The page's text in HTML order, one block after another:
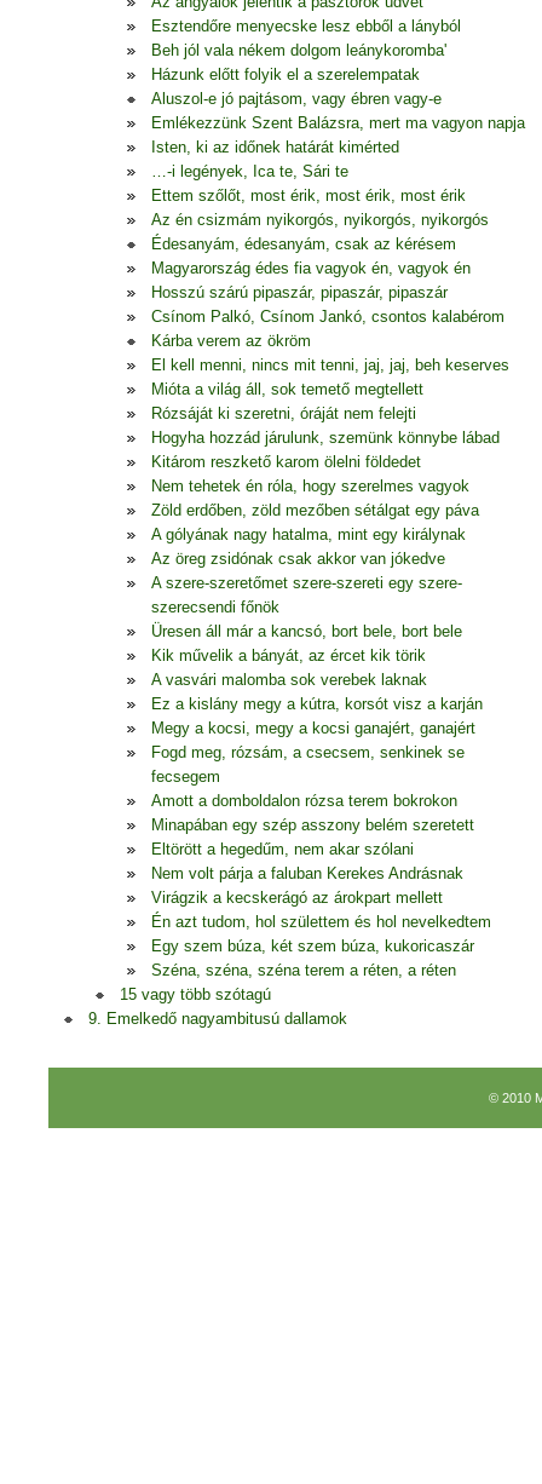
Esztendőre menyecske lesz ebből a lányból
Beh jól vala nékem dolgom leánykoromba'
Házunk előtt folyik el a szerelempatak
Aluszol-e jó pajtásom, vagy ébren vagy-e
Emlékezzünk Szent Balázsra, mert ma vagyon napja
Isten, ki az időnek határát kimérted
…-i legények, Ica te, Sári te
Ettem szőlőt, most érik, most érik, most érik
Az én csizmám nyikorgós, nyikorgós, nyikorgós
Édesanyám, édesanyám, csak az kérésem
Magyarország édes fia vagyok én, vagyok én
Hosszú szárú pipaszár, pipaszár, pipaszár
Csínom Palkó, Csínom Jankó, csontos kalabérom
Kárba verem az ökröm
El kell menni, nincs mit tenni, jaj, jaj, beh keserves
Mióta a világ áll, sok temető megtellett
Rózsáját ki szeretni, óráját nem felejti
Hogyha hozzád járulunk, szemünk könnybe lábad
Kitárom reszkető karom ölelni földedet
Nem tehetek én róla, hogy szerelmes vagyok
Zöld erdőben, zöld mezőben sétálgat egy páva
A gólyának nagy hatalma, mint egy királynak
Az öreg zsidónak csak akkor van jókedve
A szere-szeretőmet szere-szereti egy szere-
szerecsendi főnök
Üresen áll már a kancsó, bort bele, bort bele
Kik művelik a bányát, az ércet kik törik
A vasvári malomba sok verebek laknak
Ez a kislány megy a kútra, korsót visz a karján
Megy a kocsi, megy a kocsi ganajért, ganajért
Fogd meg, rózsám, a csecsem, senkinek se
fecsegem
Amott a domboldalon rózsa terem bokrokon
Minapában egy szép asszony belém szeretett
Eltörött a hegedűm, nem akar szólani
Nem volt párja a faluban Kerekes Andrásnak
Virágzik a kecskerágó az árokpart mellett
Én azt tudom, hol születtem és hol nevelkedtem
Egy szem búza, két szem búza, kukoricaszár
Széna, széna, széna terem a réten, a réten
15 vagy több szótagú
9. Emelkedő nagyambitusú dallamok
© 2010